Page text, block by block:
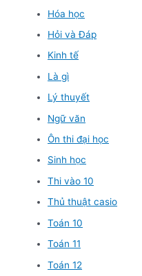
Hóa học
Hỏi và Đáp
Kinh tế
Là gì
Lý thuyết
Ngữ văn
Ôn thi đại học
Sinh học
Thi vào 10
Thủ thuật casio
Toán 10
Toán 11
Toán 12